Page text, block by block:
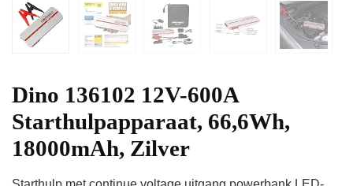
Dino 136102 12V-600A
Starthulpapparaat, 66,6Wh,
18000mAh, Zilver